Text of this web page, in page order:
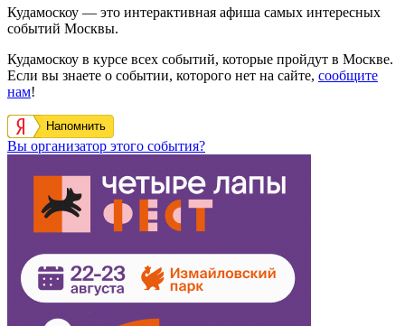
Кудамоскоу — это интерактивная афиша самых интересных
событий Москвы.
Кудамоскоу в курсе всех событий, которые пройдут в Москве.
Если вы знаете о событии, которого нет на сайте, сообщите
нам!
Напомнить
Вы организатор этого события?